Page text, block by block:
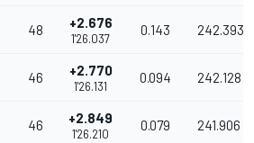
48 +2.676
1'26.037
0.143 242.393
46 +2.770
1'26.131
0.094 242.128
46 +2.849
1'26.210
0.079 241.906